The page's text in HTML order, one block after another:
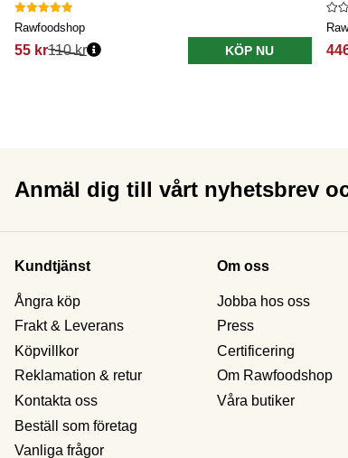
Rawfoodshop
55 kr110 kr KÖP NU
Anmäl dig till vårt nyhetsbrev
Kundtjänst
Ångra köp
Frakt & Leverans
Köpvillkor
Reklamation & retur
Kontakta oss
Beställ som företag
Vanliga frågor
Om oss
Jobba hos oss
Press
Certificering
Om Rawfoodshop
Våra butiker